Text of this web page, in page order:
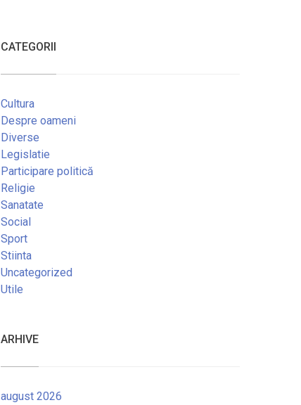
CATEGORII
Cultura
Despre oameni
Diverse
Legislatie
Participare politică
Religie
Sanatate
Social
Sport
Stiinta
Uncategorized
Utile
ARHIVE
august 2026